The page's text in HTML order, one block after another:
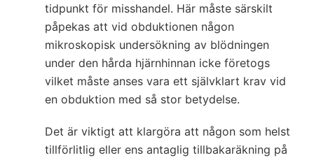
tidpunkt för misshandel. Här måste särskilt
påpekas att vid obduktionen någon
mikroskopisk undersökning av blödningen
under den hårda hjärnhinnan icke företogs
vilket måste anses vara ett självklart krav vid
en obduktion med så stor betydelse.
Det är viktigt att klargöra att någon som helst
tillförlitlig eller ens antaglig tillbakaräkning på